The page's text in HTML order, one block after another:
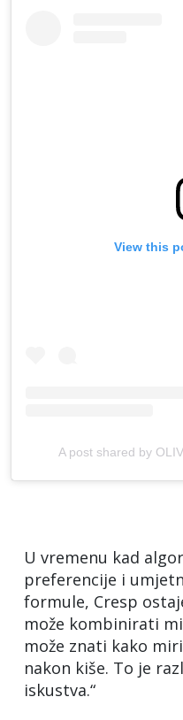
View this
A post shared by
U vremenu kad
preferencije i
formule, Cresp
može kombinirati
može znati kako
nakon kiše. To je
iskustva.“